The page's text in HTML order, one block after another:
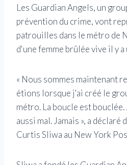
Les Guardian Angels, un
prévention du crime, vont
patrouilles dans le métro de
d'une femme brûlée vive il y a
« Nous sommes maintenant
étions lorsque j'ai créé le
métro. La boucle est bouclée.
aussi mal. Jamais », a
Curtis Sliwa au New York